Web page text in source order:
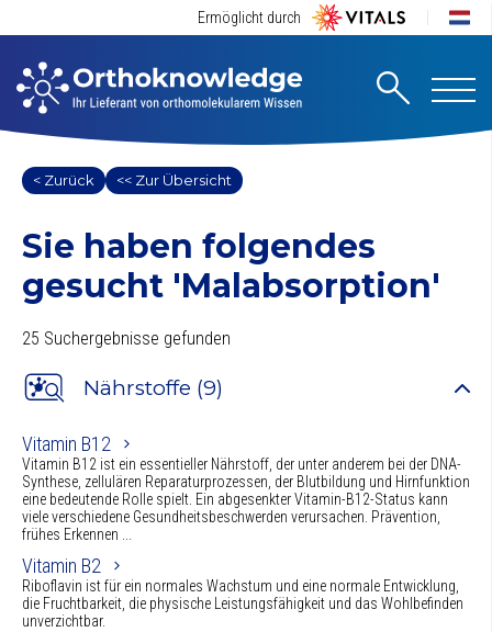
Ermöglicht durch
< Zurück << Zur Übersicht
Sie haben folgendes
gesucht 'Malabsorption'
25 Suchergebnisse gefunden
Nährstoffe (9)
Vitamin B12
Vitamin B12 ist ein essentieller Nährstoff, der unter anderem bei der DNA-
Synthese, zellulären Reparaturprozessen, der Blutbildung und Hirnfunktion
eine bedeutende Rolle spielt. Ein abgesenkter Vitamin-B12-Status kann
viele verschiedene Gesundheitsbeschwerden verursachen. Prävention,
frühes Erkennen ...
Vitamin B2
Riboflavin ist für ein normales Wachstum und eine normale Entwicklung,
die Fruchtbarkeit, die physische Leistungsfähigkeit und das Wohlbefinden
unverzichtbar.